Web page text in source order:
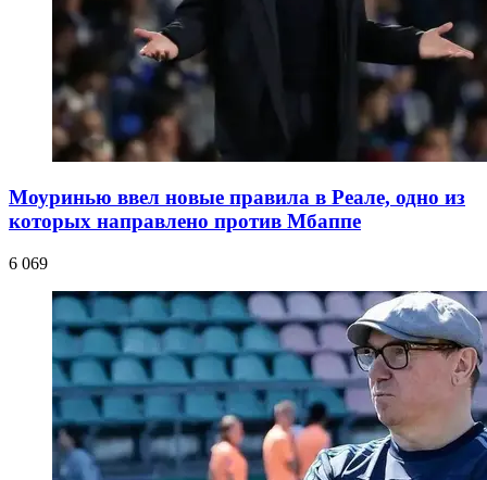
Моуринью ввел новые правила в Реале, одно из
которых направлено против Мбаппе
6 069